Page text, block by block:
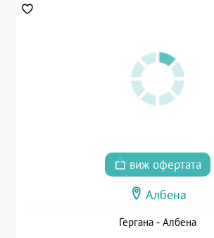
виж офертата
Албена
Гергана - Албена